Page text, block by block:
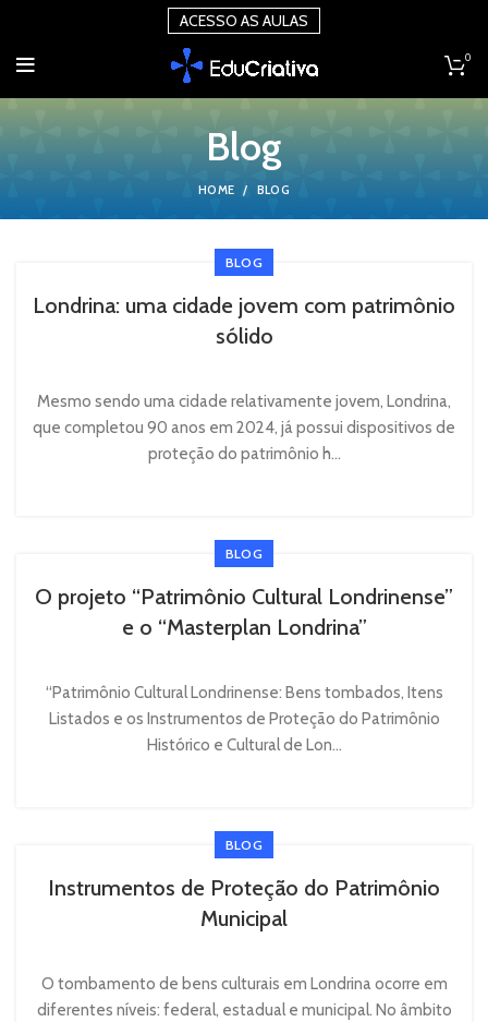
ACESSO AS AULAS
0
Blog
HOME BLOG
BLOG
Londrina: uma cidade jovem com patrimônio
sólido
Mesmo sendo uma cidade relativamente jovem, Londrina,
que completou 90 anos em 2024, já possui dispositivos de
proteção do patrimônio h...
BLOG
O projeto “Patrimônio Cultural Londrinense”
e o “Masterplan Londrina”
“Patrimônio Cultural Londrinense: Bens tombados, Itens
Listados e os Instrumentos de Proteção do Patrimônio
Histórico e Cultural de Lon...
BLOG
Instrumentos de Proteção do Patrimônio
Municipal
O tombamento de bens culturais em Londrina ocorre em
diferentes níveis: federal, estadual e municipal. No âmbito